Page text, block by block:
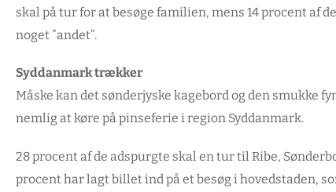
skal på tur for at besøge familien, mens 14 procent af
noget ”andet”.
Syddanmark trækker
Måske kan det sønderjyske kagebord og den
nemlig at køre på pinseferie i region Syddanmark.
28 procent af de adspurgte skal en tur til Ribe,
procent har lagt billet ind på et besøg i hovedstaden,